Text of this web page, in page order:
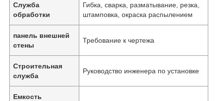
Служба
обработки
Гибка, сварка, разматывание, резка,
штамповка, окраска распылением
панель внешней
стены
Требование к чертежа
Строительная
служба
Руководство инженера по установке
Емкость